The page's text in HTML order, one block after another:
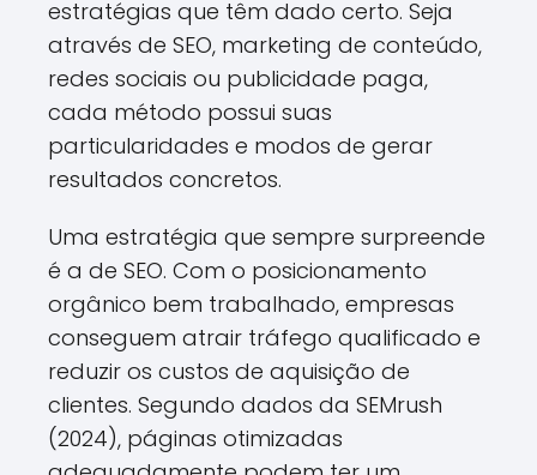
estratégias que têm dado certo. Seja
através de SEO, marketing de conteúdo,
redes sociais ou publicidade paga,
cada método possui suas
particularidades e modos de gerar
resultados concretos.
Uma estratégia que sempre surpreende
é a de SEO. Com o posicionamento
orgânico bem trabalhado, empresas
conseguem atrair tráfego qualificado e
reduzir os custos de aquisição de
clientes. Segundo dados da SEMrush
(2024), páginas otimizadas